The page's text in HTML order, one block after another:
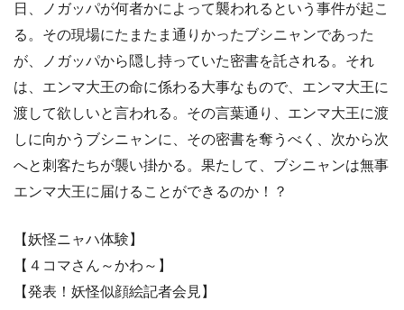
日、ノガッパが何者かによって襲われるという事件が起こ
る。その現場にたまたま通りかったブシニャンであった
が、ノガッパから隠し持っていた密書を託される。それ
は、エンマ大王の命に係わる大事なもので、エンマ大王に
渡して欲しいと言われる。その言葉通り、エンマ大王に渡
しに向かうブシニャンに、その密書を奪うべく、次から次
へと刺客たちが襲い掛かる。果たして、ブシニャンは無事
エンマ大王に届けることができるのか！？
【妖怪ニャハ体験】
【４コマさん～かわ～】
【発表！妖怪似顔絵記者会見】